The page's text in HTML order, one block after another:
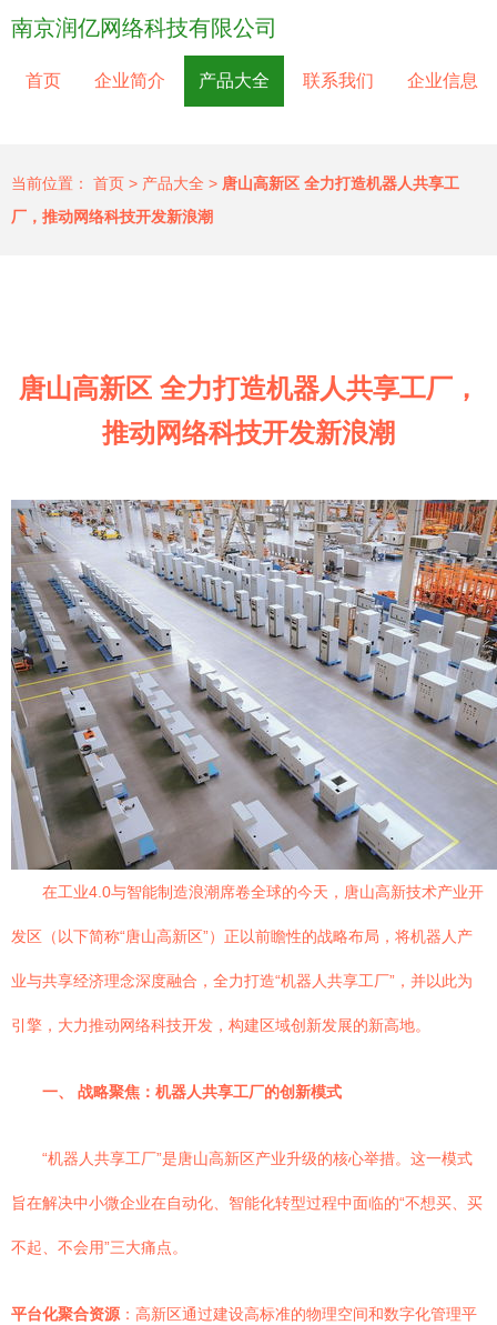
南京润亿网络科技有限公司
首页 企业简介 产品大全 联系我们 企业信息
当前位置： 首页 > 产品大全 > 唐山高新区 全力打造机器人共享工
厂，推动网络科技开发新浪潮
唐山高新区 全力打造机器人共享工厂，
推动网络科技开发新浪潮
在工业4.0与智能制造浪潮席卷全球的今天，唐山高新技术产业开
发区（以下简称“唐山高新区”）正以前瞻性的战略布局，将机器人产
业与共享经济理念深度融合，全力打造“机器人共享工厂”，并以此为
引擎，大力推动网络科技开发，构建区域创新发展的新高地。
一、 战略聚焦：机器人共享工厂的创新模式
“机器人共享工厂”是唐山高新区产业升级的核心举措。这一模式
旨在解决中小微企业在自动化、智能化转型过程中面临的“不想买、买
不起、不会用”三大痛点。
平台化聚合资源 ：高新区通过建设高标准的物理空间和数字化管理平